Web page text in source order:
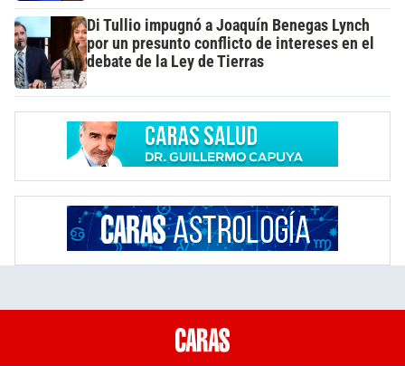
Di Tullio impugnó a Joaquín Benegas Lynch
por un presunto conflicto de intereses en el
debate de la Ley de Tierras